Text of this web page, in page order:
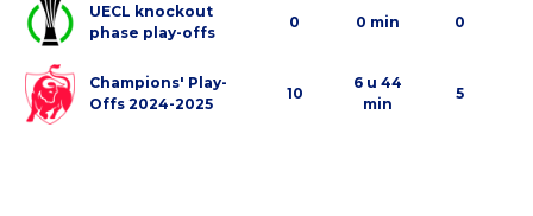
UECL knockout
phase play-offs
0 0 min 0
Champions' Play-
Offs 2024-2025
10
6 u 44
min
5